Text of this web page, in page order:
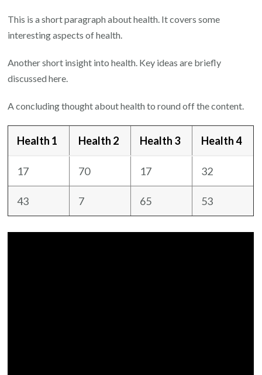
This is a short paragraph about health. It covers some
interesting aspects of health.
Another short insight into health. Key ideas are briefly
discussed here.
A concluding thought about health to round off the content.
Health 1 Health 2 Health 3 Health 4
17 70 17 32
43 7 65 53